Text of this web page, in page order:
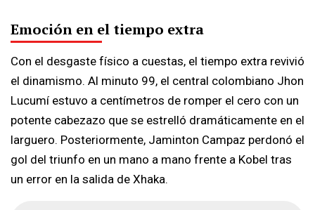
Emoción en el tiempo extra
Con el desgaste físico a cuestas, el tiempo extra revivió
el dinamismo. Al minuto 99, el central colombiano Jhon
Lucumí estuvo a centímetros de romper el cero con un
potente cabezazo que se estrelló dramáticamente en el
larguero. Posteriormente, Jaminton Campaz perdonó el
gol del triunfo en un mano a mano frente a Kobel tras
un error en la salida de Xhaka.